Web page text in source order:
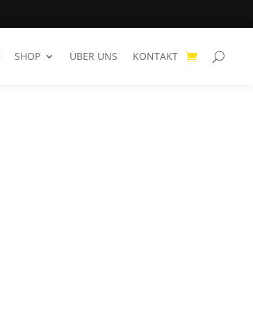
SHOP ÜBER UNS KONTAKT